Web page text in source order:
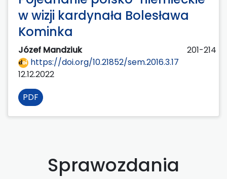
w wizji kardynała Bolesława
Kominka
Józef Mandziuk
201-214
https://doi.org/10.21852/sem.2016.3.17
12.12.2022
PDF
Sprawozdania